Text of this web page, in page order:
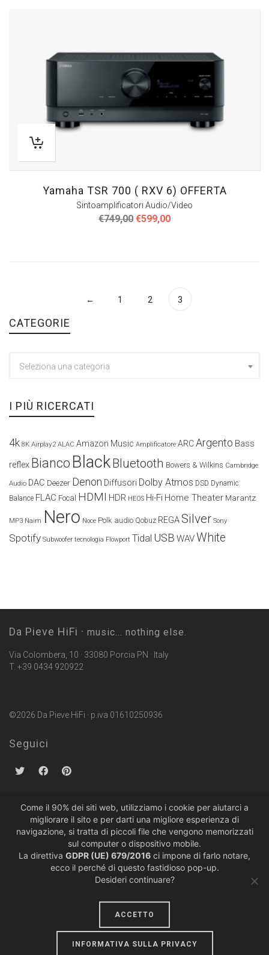
Yamaha TSR 700 ( RXV 6) OFFERTA
Sintoamplificatori Audio/Video
€749,00 Il
€599,00Il
← 1 2 3
CATEGORIE
Seleziona una categoria
I PIÙ RICERCATI
4k 8K Airplay2 ALAC Amazon Music Amplificatore ARCArgento Bass
reflex Bianco BlackBluetooth Bowers & Wilkins Cambridge
Audio DAC Deezer Denon Diffusori Dolby Atmos DSD Dynamic
Balance FLAC Focal HDMI HDR HEOS Hi-Fi Home Theater Marantz
MP3 Naim Nero Noce Polk audio Qobuz REGASilver Sony
Spotify Subwoofer tecnologia Flowport Tidal USB WAVWhite
Da Pieve HiFi · music... nothing else.
Via Colombera, 10 · 33080 Porcia PN · Italy
T. +39 0434 920922
©2026 Da Pieve HiFi · p.iva 01610250936
Seguici
Politiche sulla Privacy· Condizioni di Vendita
design by
Come il 90% dei siti web, utilizziamo i cookie per aiutarci a
migliorare il sito e per darti una migliore esperienza di
navigazione, si tratta di piccoli file che vengono memorizzati
sul computer o dispositivo mobile.
La direttiva GDPR (UE) 679/2016 ci impone di farlo notare,
ecco il perché di questo fastidioso pop-up.
Desideri continuare?
ACCETTO
INFORMATIVA SULLA PRIVACY